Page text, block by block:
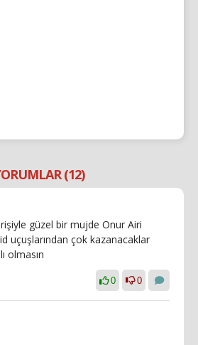
(12)
güzel bir mujde Onur Airi
uçuşlarından çok kazanacaklar
olmasın
0 0